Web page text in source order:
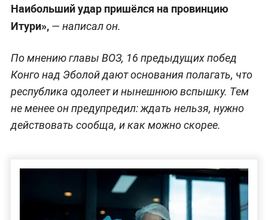
Наибольший удар пришёлся на провинцию
Итури»,— написал он.
По мнению главы ВОЗ, 16 предыдущих побед
Конго над Эболой дают основания полагать, что
республика одолеет и нынешнюю вспышку. Тем
не менее он предупредил: ждать нельзя, нужно
действовать сообща, и как можно скорее.